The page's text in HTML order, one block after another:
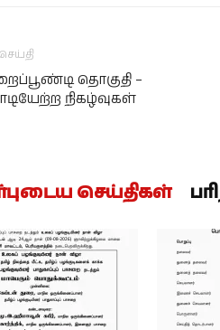
தொகுதி –
நிகழ்வுகள்
செய்திகள்